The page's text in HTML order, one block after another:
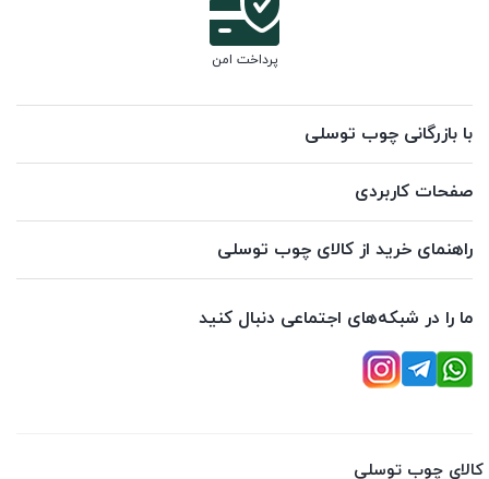
پرداخت امن
با بازرگانی چوب توسلی
صفحات کاربردی
راهنمای خرید از کالای چوب توسلی
ما را در شبکه‌های اجتماعی دنبال کنید
کالای چوب توسلی